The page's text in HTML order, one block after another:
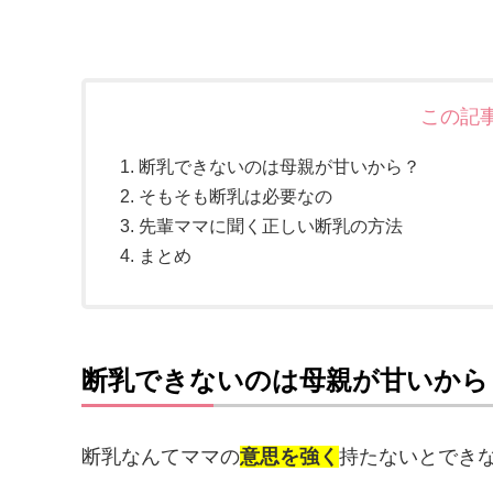
この記
断乳できないのは母親が甘いから？
そもそも断乳は必要なの
先輩ママに聞く正しい断乳の方法
まとめ
断乳できないのは母親が甘いから
断乳なんてママの意思を強く 持たないとできな